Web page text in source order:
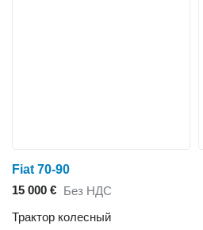
Fiat 70-90
15 000 € Без НДС
Трактор колесный